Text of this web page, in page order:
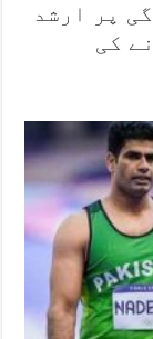
پر ارشد
کی